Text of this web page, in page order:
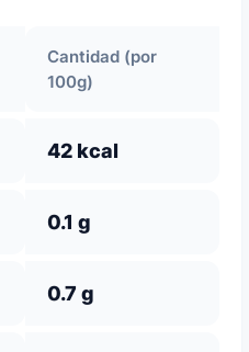
Cantidad (por
100g)
42 kcal
0.1 g
0.7 g